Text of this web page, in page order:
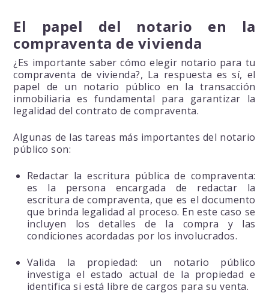
El papel del notario en la
compraventa de vivienda
¿Es importante saber cómo elegir notario para tu
compraventa de vivienda?, La respuesta es sí, el
papel de un notario público en la transacción
inmobiliaria es fundamental para garantizar la
legalidad del contrato de compraventa.
Algunas de las tareas más importantes del notario
público son:
Redactar la escritura pública de compraventa:
es la persona encargada de redactar la
escritura de compraventa, que es el documento
que brinda legalidad al proceso. En este caso se
incluyen los detalles de la compra y las
condiciones acordadas por los involucrados.
Valida la propiedad: un notario público
investiga el estado actual de la propiedad e
identifica si está libre de cargos para su venta.